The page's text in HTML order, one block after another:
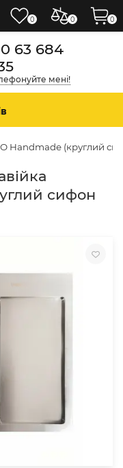
63 684
мені!
Handmade (круглий
сифон
0 0 0